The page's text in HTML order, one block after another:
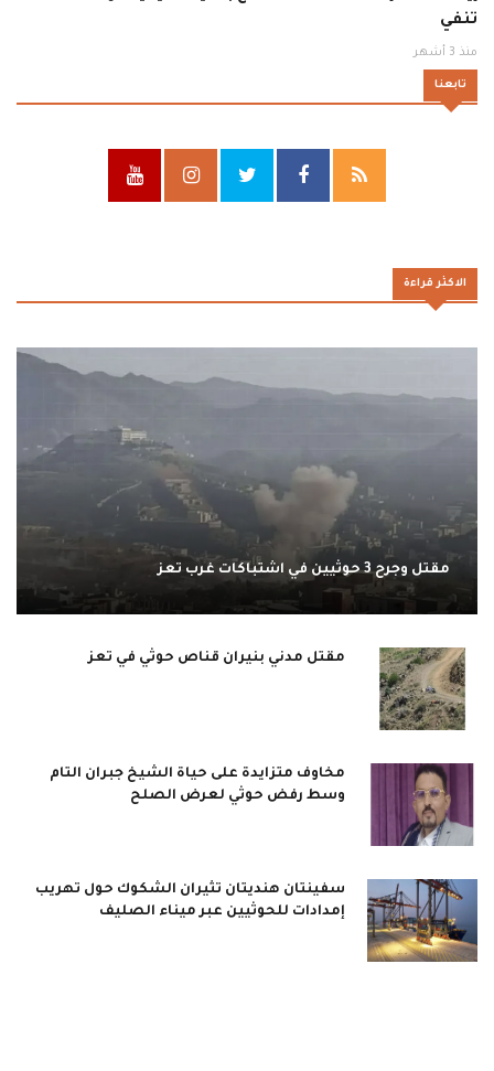
تنفي
منذ 3 أشهر
تابعنا
الاكثر قراءة
مقتل وجرح 3 حوثيين في اشتباكات غرب تعز
مقتل مدني بنيران قناص حوثي في تعز
مخاوف متزايدة على حياة الشيخ جبران التام
وسط رفض حوثي لعرض الصلح
سفينتان هنديتان تثيران الشكوك حول تهريب
إمدادات للحوثيين عبر ميناء الصليف